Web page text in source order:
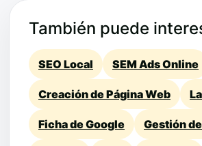
También puede
SEO Local SEM Ads Online
Creación de Página Web
Ficha de Google Gestión